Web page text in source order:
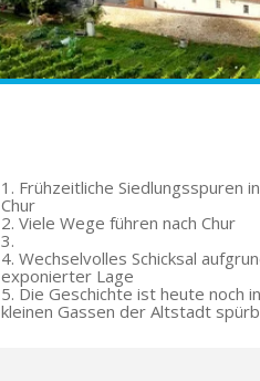
1. Frühzeitliche Siedlungsspuren in
Chur
2. Viele Wege führen nach Chur
3.
4. Wechselvolles Schicksal
exponierter Lage
5. Die Geschichte ist heute noch
kleinen Gassen der Altstadt